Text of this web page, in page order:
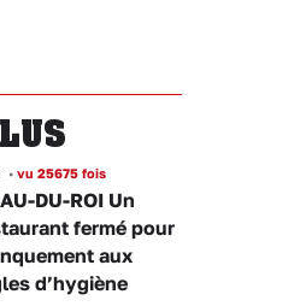
• vu 25675 fois
DU-ROI Un
fermé pour
aux
d’hygiène